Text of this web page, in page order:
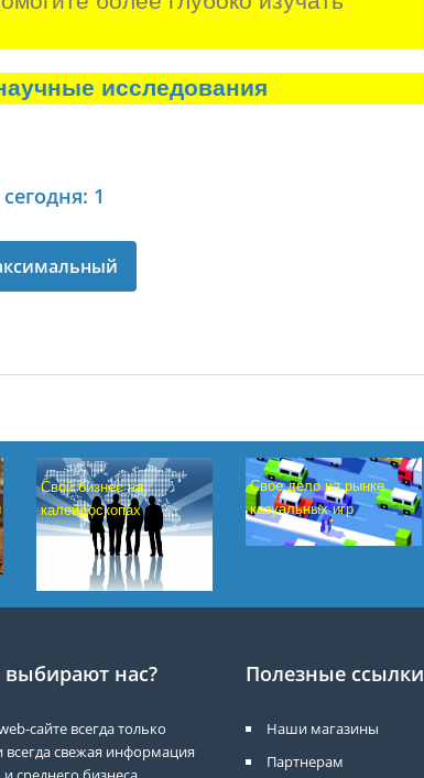
исследования
1
Свой бизнес на
калейдоскопах
Свое дело на рынке
казуальных игр
нас?
сайте всегда только
всегда свежая информация
Полезные ссылки
Наши магазины
Партнерам